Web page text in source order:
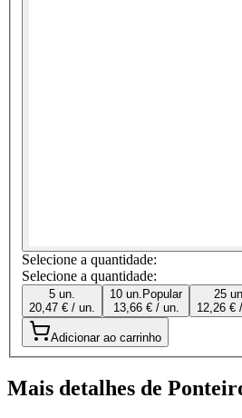
Selecione a quantidade:
Selecione a quantidade:
5 un.
20,47 € / un.
10 un. Popular
13,66 € / un.
25
12,26 €
Adicionar ao carrinho
Mais detalhes de